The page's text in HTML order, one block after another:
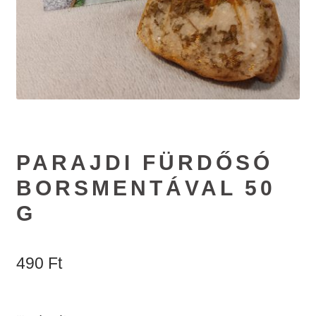
#65 (no title)
#89 (no title)
PARAJDI FÜRDŐSÓ
BORSMENTÁVAL 50
G
490 Ft